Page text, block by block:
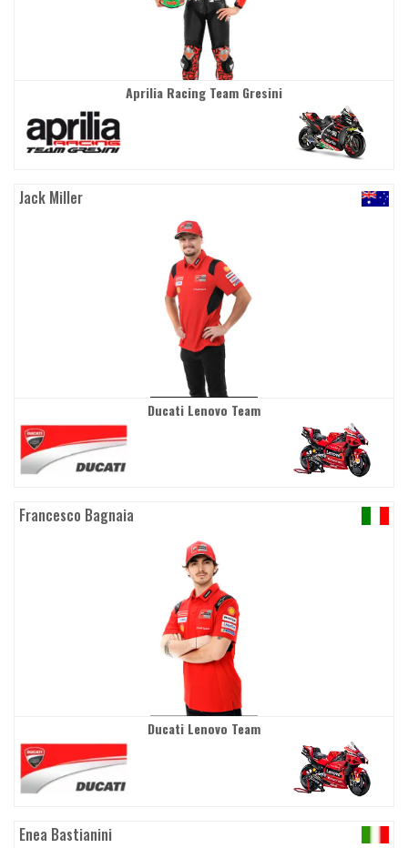
Aprilia Racing Team Gresini
Jack Miller
Ducati Lenovo Team
Francesco Bagnaia
Ducati Lenovo Team
Enea Bastianini